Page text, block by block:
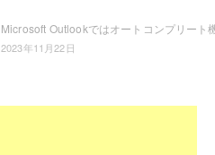
2023年11月22日